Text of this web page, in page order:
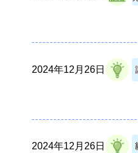
2024年12月26日
2024年12月26日